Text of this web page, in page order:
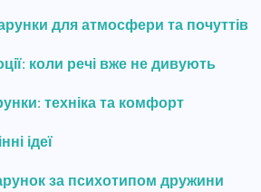
для атмосфери та почуттів
коли речі вже не дивують
техніка та комфорт
ідеї
за психотипом дружини